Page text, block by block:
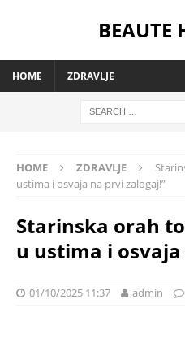
BEAUTE
HOME ZDRAVLJE
HOME ZDRAVLJE
ustima i osvaja na prvi zalogaj!”
Starinska orah
u ustima i
01/10/2025 11:37 admin